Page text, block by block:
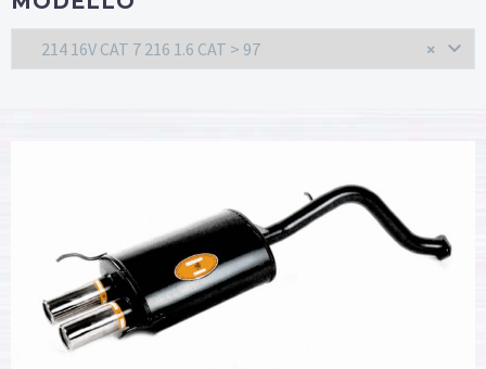
×
214 16V CAT 7 216 1.6 CAT > 97